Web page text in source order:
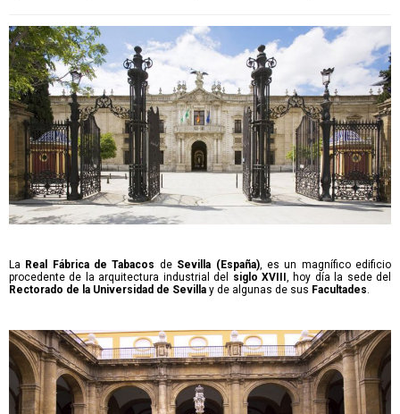
La Real Fábrica de Tabacos de Sevilla (España), es un magnífico edificio
procedente de la arquitectura industrial del
siglo XVIII , hoy día la sede del
Rectorado de la Universidad de Sevilla y de algunas de sus Facultades.